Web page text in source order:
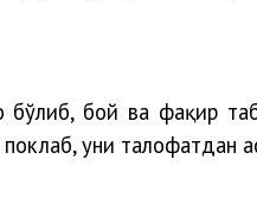
бой ва фақир
уни талофатдан